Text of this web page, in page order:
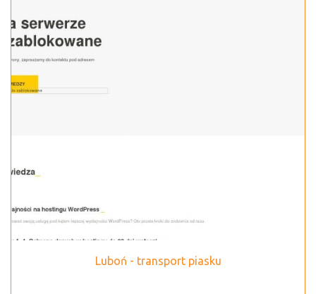
Luboń - transport piasku